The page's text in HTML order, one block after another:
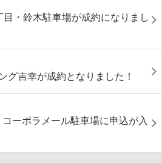
目・鈴木駐車場が成約になりまし
グ吉幸が成約となりました！
コーポラメール駐車場に申込が入